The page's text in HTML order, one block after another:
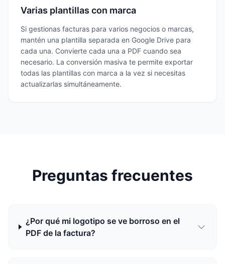
Varias plantillas con marca
Si gestionas facturas para varios negocios o marcas,
mantén una plantilla separada en Google Drive para
cada una. Convierte cada una a PDF cuando sea
necesario. La conversión masiva te permite exportar
todas las plantillas con marca a la vez si necesitas
actualizarlas simultáneamente.
Preguntas frecuentes
¿Por qué mi logotipo se ve borroso en el
PDF de la factura?